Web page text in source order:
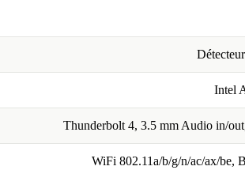
Intel
Thunderbolt 4, 3.5 mm Audio in/
WiFi 802.11a/b/g/n/ac/ax/be,